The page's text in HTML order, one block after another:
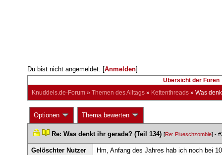
Du bist nicht angemeldet. [Anmelden]
Übersicht der Foren
Knuddels.de-Forum » Themen des Alltag » Kettenthread » Was
Optionen Thema bewerten
Re: Was denkt ihr gerade? (Teil 134) [Re: Plueschzombie] -
Gelöschter Nutzer
Hm, Anfang des Jahres hab ich noch bei